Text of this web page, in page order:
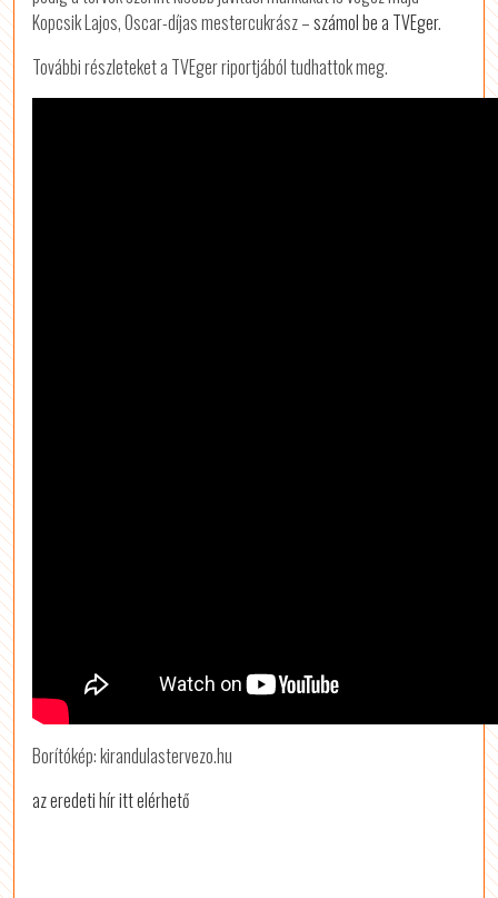
Kopcsik Lajos, Oscar-díjas mestercukrász –számol be a TVEger.
További részleteket a TVEger riportjából tudhattok meg.
Borítókép: kirandulastervezo.hu
az eredeti hír itt elérhető